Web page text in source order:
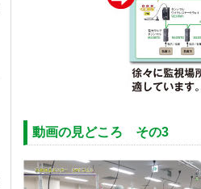
動画の見どころ その3